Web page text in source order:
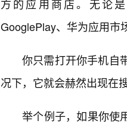
方的应用商店。无论
GooglePlay、华为应用市
你只需打开你手机自
况下，它就会赫然出现在
举个例子，如果你使